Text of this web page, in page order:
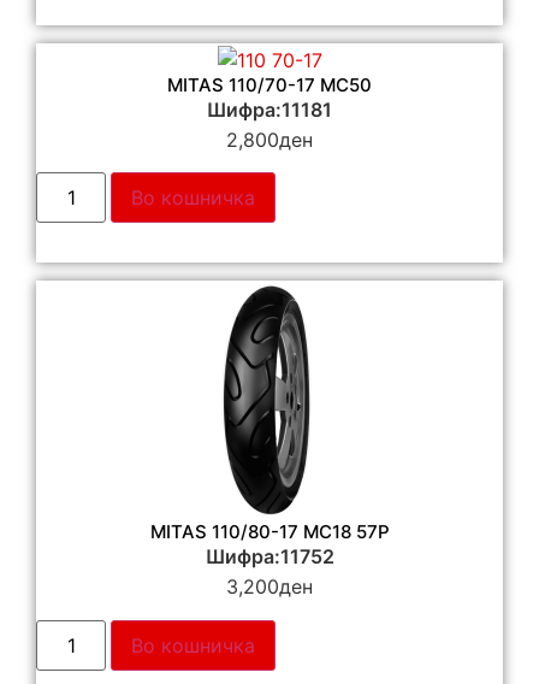
MITAS 110/70-17 MC50
Шифра:11181
2,800ден
Во кошничка
MITAS 110/80-17 MC18 57P
Шифра:11752
3,200ден
Во кошничка